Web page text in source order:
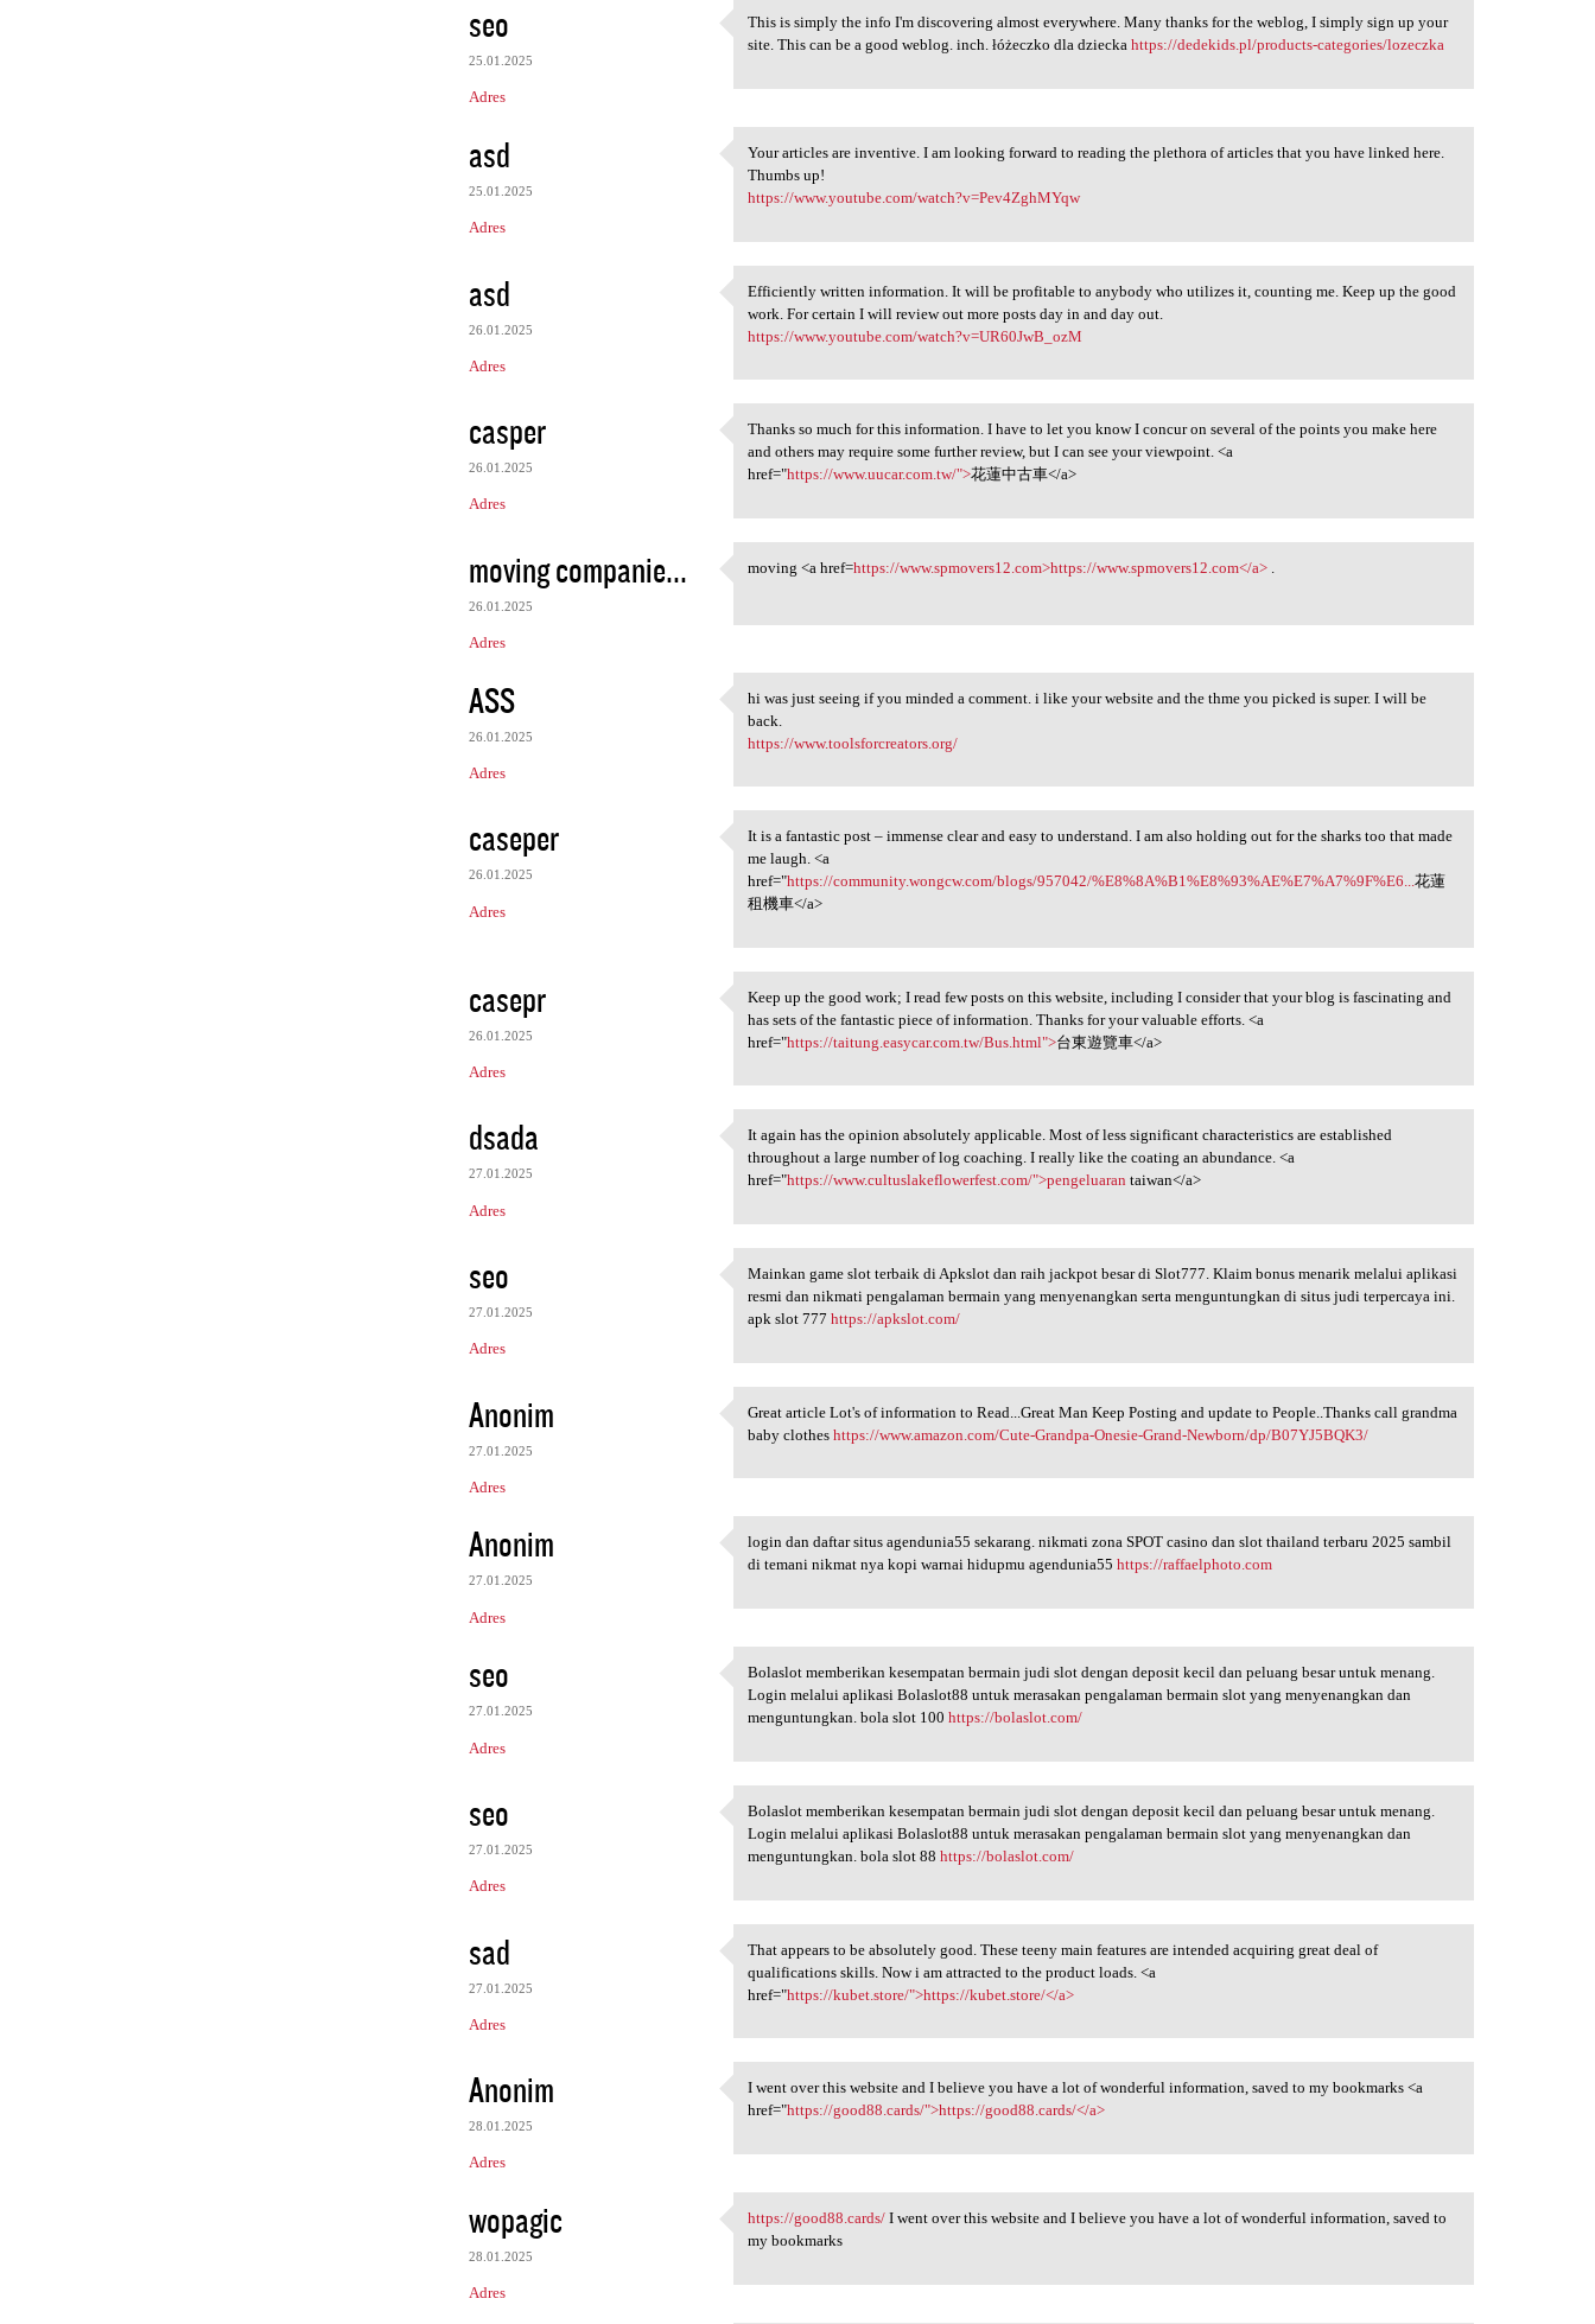
seo
25.01.2025
Adres
This is simply the info I'm
This is simply the info I'm discovering almost everywhere. Many thanks for the weblog, I simply sign up your
site. This can be a good weblog. inch. łóżeczko dla dzieckahttps://dedekids.pl/products-categories/lozeczka
asd
25.01.2025
Adres
Your articles are inventive.
Your articles are inventive. I am looking forward to reading the plethora of articles that you have linked here.
Thumbs up!
https://www.youtube.com/watch?v=Pev4ZghMYqw
asd
26.01.2025
Adres
Efficiently written
Efficiently written information. It will be profitable to anybody who utilizes it, counting me. Keep up the good
work. For certain I will review out more posts day in and day out.
https://www.youtube.com/watch?v=UR60JwB_ozM
casper
26.01.2025
Adres
Thanks so much for this
Thanks so much for this information. I have to let you know I concur on several of the points you make here
and others may require some further review, but I can see your viewpoint. <a
href="https://www.uucar.com.tw/">花蓮中古車</a>
moving companie...
26.01.2025
Adres
moving <a href=https://www
moving <a href=https://www.spmovers12.com>https://www.spmovers12.com</a>
ASS
26.01.2025
Adres
hi was just seeing if you
hi was just seeing if you minded a comment. i like your website and the thme you picked is super. I will be
back.
https://www.toolsforcreators.org/
caseper
26.01.2025
Adres
It is a fantastic post –
It is a fantastic post – immense clear and easy to understand. I am also holding out for the sharks too that made
me laugh. <a
href="https://community.wongcw.com/blogs/957042/%E8%8A%B1%E8%93%AE%E7%A7%9F%E6...花蓮
租機車</a>
casepr
26.01.2025
Adres
Keep up the good work; I read
Keep up the good work; I read few posts on this website, including I consider that your blog is fascinating and
has sets of the fantastic piece of information. Thanks for your valuable efforts. <a
href="https://taitung.easycar.com.tw/Bus.html">台東遊覽車</a>
dsada
27.01.2025
Adres
It again has the opinion
It again has the opinion absolutely applicable. Most of less significant characteristics are established
throughout a large number of log coaching. I really like the coating an abundance. <a
href="https://www.cultuslakeflowerfest.com/">pengeluaran taiwan</a>
seo
27.01.2025
Adres
Mainkan game slot terbaik di
Mainkan game slot terbaik di Apkslot dan raih jackpot besar di Slot777. Klaim bonus menarik melalui aplikasi
resmi dan nikmati pengalaman bermain yang menyenangkan serta menguntungkan di situs judi terpercaya ini.
apk slot 777https://apkslot.com/
Anonim
27.01.2025
Adres
Great article Lot's of
Great article Lot's of information to Read...Great Man Keep Posting and update to People..Thanks call grandma
baby clotheshttps://www.amazon.com/Cute-Grandpa-Onesie-Grand-Newborn/dp/B07YJ5BQK3/
Anonim
27.01.2025
Adres
login dan daftar situs
login dan daftar situs agendunia55 sekarang. nikmati zona SPOT casino dan slot thailand terbaru 2025 sambil
di temani nikmat nya kopi warnai hidupmu agendunia55https://raffaelphoto.com
seo
27.01.2025
Adres
Bolaslot memberikan
Bolaslot memberikan kesempatan bermain judi slot dengan deposit kecil dan peluang besar untuk menang.
Login melalui aplikasi Bolaslot88 untuk merasakan pengalaman bermain slot yang menyenangkan dan
menguntungkan. bola slot 100https://bolaslot.com/
seo
27.01.2025
Adres
Bolaslot memberikan
Bolaslot memberikan kesempatan bermain judi slot dengan deposit kecil dan peluang besar untuk menang.
Login melalui aplikasi Bolaslot88 untuk merasakan pengalaman bermain slot yang menyenangkan dan
menguntungkan. bola slot 88https://bolaslot.com/
sad
27.01.2025
Adres
That appears to be absolutely
That appears to be absolutely good. These teeny main features are intended acquiring great deal of
qualifications skills. Now i am attracted to the product loads. <a
href="https://kubet.store/">https://kubet.store/</a>
Anonim
28.01.2025
Adres
I went over this website
I went over this website and I believe you have a lot of wonderful information, saved to my bookmarks <a
href="https://good88.cards/">https://good88.cards/</a>
wopagic
28.01.2025
Adres
https://good88.cards/ I went
https://good88.cards/ I went over this website and I believe you have a lot of wonderful information, saved to
my bookmarks